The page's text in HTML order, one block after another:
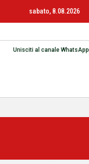
Unisciti al canale WhatsApp
sabato, 8.08.2026